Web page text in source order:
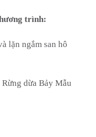
trình:
lặn ngắm san hô
dừa Bảy Mẫu